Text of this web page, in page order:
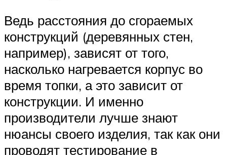
Ведь расстояния до сгораемых
конструкций (деревянных стен,
например), зависят от того,
насколько нагревается корпус во
время топки, а это зависит от
конструкции. И именно
производители лучше знают
нюансы своего изделия, так как они
проводят тестирование в